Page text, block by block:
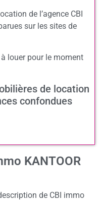
de l’agence CBI
sur les sites de
louer pour le moment
de location
confondues
KANTOOR
de CBI immo